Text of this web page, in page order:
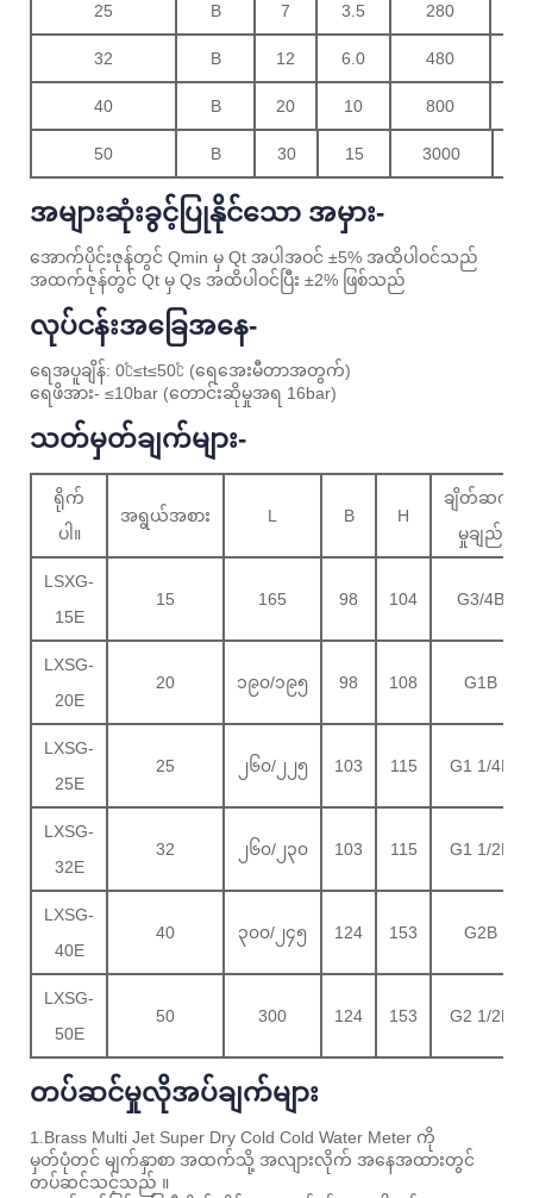
25 B 7 3.5 280
32 B 12 6.0 480
40 B 20 10 800
50 B 30 15 3000
အများဆုံးခွင့်ပြုနိုင်သော အမှား-
အောက်ပိုင်းဇုန်တွင် Qmin မှ Qt အပါအဝင် ±5% အထိပါဝင်သည်
အထက်ဇုန်တွင် Qt မှ Qs အထိပါဝင်ပြီး ±2% ဖြစ်သည်
လုပ်ငန်းအခြေအနေ-
ရေအပူချိန်: 0℃≤t≤50℃ (ရေအေးမီတာအတွက်)
ရေဖိအား- ≤10bar (တောင်းဆိုမှုအရ 16bar)
သတ်မှတ်ချက်များ-
ရိုက်
ပါ။
အရွယ်အစား L B H
ချိတ်ဆက်
မှုချည်
LSXG-
15E
15 165 98 104 G3/4B
LXSG-
20E
20 ၁၉၀/၁၉၅ 98 108 G1B
LXSG-
25E
25 ၂၆၀/၂၂၅ 103 115 G1 1/4B
LXSG-
32E
32 ၂၆၀/၂၃၀ 103 115 G1 1/2B
LXSG-
40E
40 ၃၀၀/၂၄၅ 124 153 G2B
LXSG-
50E
50 300 124 153 G2 1/2B
တပ်ဆင်မှုလိုအပ်ချက်များ
1.Brass Multi Jet Super Dry Cold Cold Water Meter ကို
မှတ်ပုံတင် မျက်နှာစာ အထက်သို့ အလျားလိုက် အနေအထားတွင်
တပ်ဆင်သင့်သည် ။